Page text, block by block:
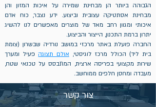
הגבוהה ביותר הן מבחינת שמירה על איכות המזון והן
מבחינת אסתטיקה עצובית וביצוע. ידע נצבר, כוח אדם
איכותי ומגוון רחב מאד של מוצרים מאפשרים לנו להשיג
יתרון ברמת התכנון, הייצור והביצוע.
החברה פועלת באתר מרכזי במושב נורדיה שבשרון (צומת
בית ליד) הכולל מרכז לוגיסטי, אולם תצוגה פעיל ומערך
שירות מקצועי בפריסה ארצית, המתבסס על טכנאי שטח,
מעבדה ומחסן חלפים ממוחשב.
צור קשר